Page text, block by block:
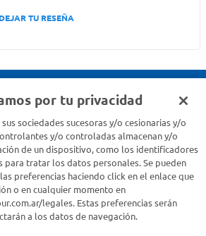
TU RESEÑA
Comunicate con nosotros acá
por tu privacidad
sus sociedades sucesoras y/o cesionarias y/o
y/o controladas almacenan y/o
de un dispositivo, como los identificadores
para tratar los datos personales. Se pueden
preferencias haciendo click en el enlace que
o en cualquier momento en
legales. Estas preferencias serán
a los datos de navegación.